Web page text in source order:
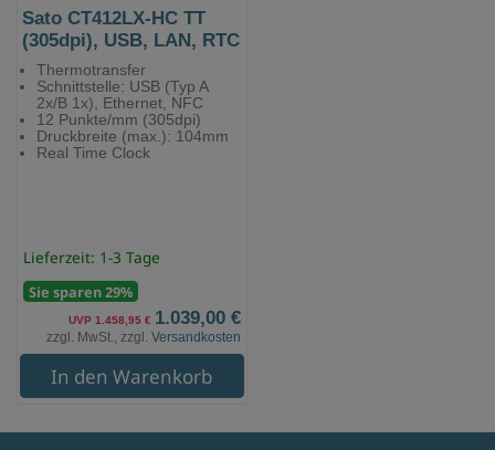
Sato CT412LX-HC TT
(305dpi), USB, LAN, RTC
Thermotransfer
Schnittstelle: USB (Typ A
2x/B 1x), Ethernet, NFC
12 Punkte/mm (305dpi)
Druckbreite (max.): 104mm
Real Time Clock
Lieferzeit: 1-3 Tage
Sie sparen 29%
UVP 1.458,95 € 1.039,00 €
zzgl. MwSt., zzgl. Versandkosten
In den Warenkorb